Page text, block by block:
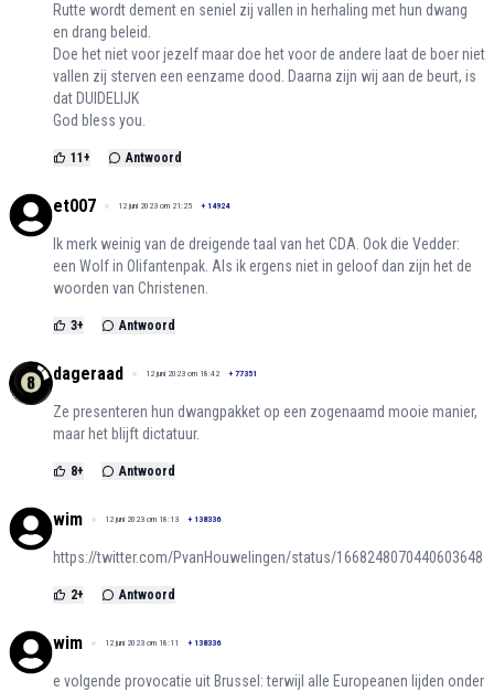
Rutte wordt dement en seniel zij vallen in herhaling met hun dwang
en drang beleid.
Doe het niet voor jezelf maar doe het voor de andere laat de boer niet
vallen zij sterven een eenzame dood. Daarna zijn wij aan de beurt, is
dat DUIDELIJK
God bless you.
11 + Antwoord
et007 12 juni 2023 om 21:25 + 14924
Ik merk weinig van de dreigende taal van het CDA. Ook die Vedder:
een Wolf in Olifantenpak. Als ik ergens niet in geloof dan zijn het de
woorden van Christenen.
3+ Antwoord
dageraad 12 juni 2023 om 18:42 + 77351
Ze presenteren hun dwangpakket op een zogenaamd mooie manier,
maar het blijft dictatuur.
8+ Antwoord
wim 12 juni 2023 om 18:13 + 138336
https://twitter.com/PvanHouwelingen/status/1668248070440603648
2+ Antwoord
wim 12 juni 2023 om 18:11 + 138336
e volgende provocatie uit Brussel: terwijl alle Europeanen lijden onder